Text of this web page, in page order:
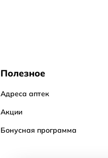
Полезное
Адреса аптек
Акции
Бонусная программа